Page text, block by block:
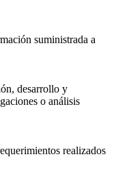
suministrada a
desarrollo y
o análisis
realizados